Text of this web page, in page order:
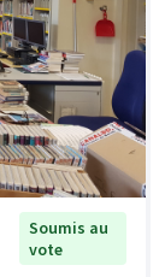
Soumis au
vote